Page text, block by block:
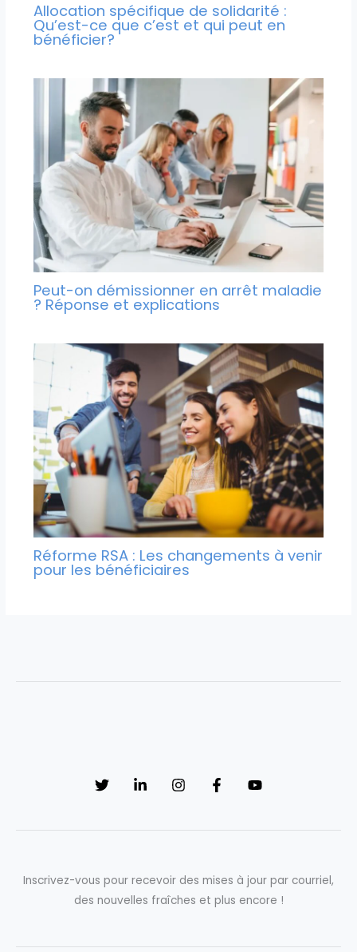
Allocation spécifique de solidarité :
Qu’est-ce que c’est et qui peut en
bénéficier?
Peut-on démissionner en arrêt maladie
? Réponse et explications
Réforme RSA : Les changements à venir
pour les bénéficiaires
Inscrivez-vous pour recevoir des mises à jour par courriel,
des nouvelles fraîches et plus encore !